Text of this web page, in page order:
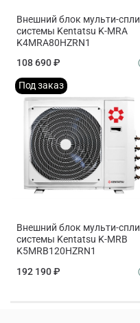
Внешний блок мульти-
системы Kentatsu K-MRA
K4MRA80HZRN1
108 690 ₽
Под заказ
Внешний блок мульти-
системы Kentatsu K-MRB
K5MRB120HZRN1
192 190 ₽